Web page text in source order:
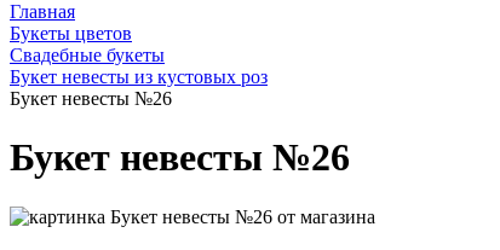
Главная
Букеты цветов
Свадебные букеты
Букет невесты из кустовых роз
Букет невесты №26
Букет невесты №26